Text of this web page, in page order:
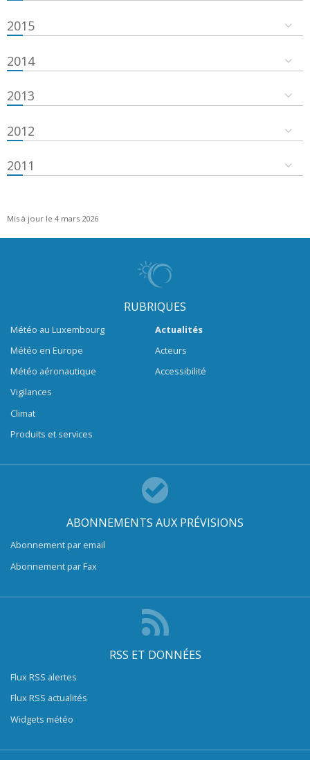
2015
2014
2013
2012
2011
Mis à jour le 4 mars 2026
RUBRIQUES
Météo au Luxembourg
Météo en Europe
Météo aéronautique
Vigilances
Climat
Produits et services
Actualités
Acteurs
Accessibilité
ABONNEMENTS AUX PRÉVISIONS
Abonnement par email
Abonnement par Fax
RSS ET DONNÉES
Flux RSS alertes
Flux RSS actualités
Widgets météo